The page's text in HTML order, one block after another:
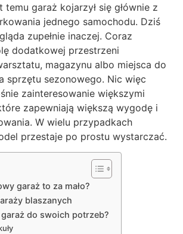
garaż kojarzył się głównie z
jednego samochodu. Dziś
zupełnie inaczej. Coraz
dodatkowej przestrzeni
magazynu albo miejsca do
sprzętu sezonowego. Nic więc
zainteresowanie większymi
zapewniają większą wygodę i
W wielu przypadkach
przestaje po prostu wystarczać.
garaż to za mało?
blaszanych
do swoich potrzeb?